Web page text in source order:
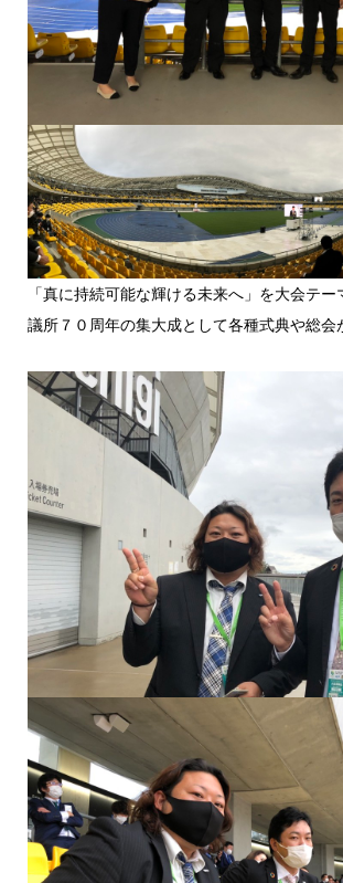
「真に持続可能な輝ける未来へ」を大会テ
議所７０周年の集大成として各種式典や総会